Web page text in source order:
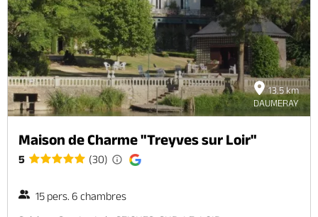
13.5 km
DAUMERAY
Maison de Charme "Treyves sur Loir"
5 (30)
15 pers. 6 chambres